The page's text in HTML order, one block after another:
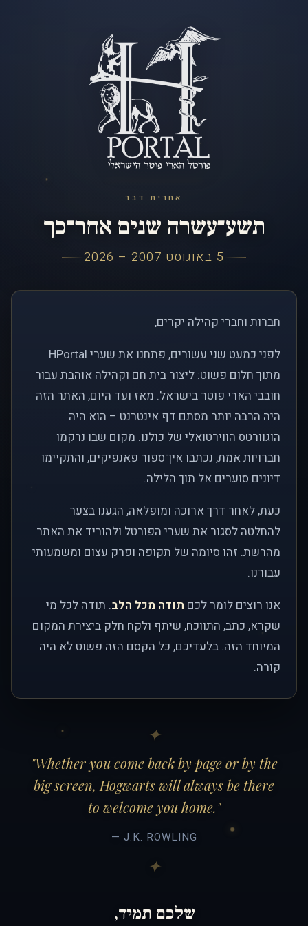
אחרית דבר
תשע־עשרה שנים אחר־כך
5 באוגוסט 2007 – 2026
חברות וחברי קהילה יקרים,
לפני כמעט שני עשורים, פתחנו את שערי HPortal
מתוך חלום פשוט: ליצור בית חם וקהילה אוהבת עבור
חובבי הארי פוטר בישראל. מאז ועד היום, האתר הזה
היה הרבה יותר מסתם דף אינטרנט – הוא היה
הוגוורטס הווירטואלי של כולנו. מקום שבו נרקמו
חברויות אמת, נכתבו אין־ספור פאנפיקים, והתקיימו
דיונים סוערים אל תוך הלילה.
כעת, לאחר דרך ארוכה ומופלאה, הגענו בצער
להחלטה לסגור את שערי הפורטל ולהוריד את האתר
מהרשת. זהו סיומה של תקופה ופרק עצום ומשמעותי
עבורנו.
אנו רוצים לומר לכם תודה מכל הלב. תודה לכל מי
שקרא, כתב, התווכח, שיתף ולקח חלק ביצירת המקום
המיוחד הזה. בלעדיכם, כל הקסם הזה פשוט לא היה
קורה.
"Whether you come back by page or by the
big screen, Hogwarts will always be there
to welcome you home."
— J.K. ROWLING
שלכם תמיד,